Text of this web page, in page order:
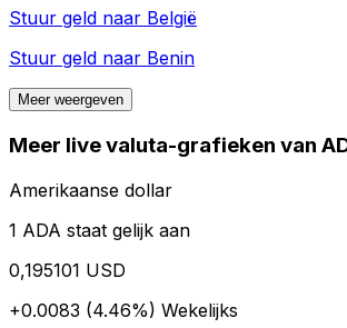
Stuur geld naar België
Stuur geld naar Benin
Meer weergeven
Meer live valuta-grafieken van
Amerikaanse dollar
1 ADA staat gelijk aan
0,195101 USD
+0.0083 (4.46%) Wekelijks